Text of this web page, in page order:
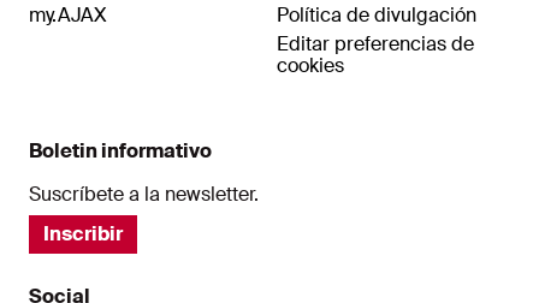
my.AJAX
Política de divulgación
Editar preferencias de
cookies
Boletin informativo
Suscríbete a la newsletter.
Inscribir
Social